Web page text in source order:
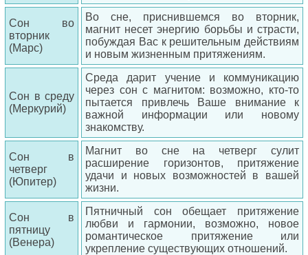
Сон во
вторник
(Марс)
Во сне, приснившемся во вторник,
магнит несет энергию борьбы и страсти,
побуждая Вас к решительным действиям
и новым жизненным притяжениям.
Сон в среду
(Меркурий)
Среда дарит учение и коммуникацию
через сон с магнитом: возможно, кто-то
пытается привлечь Ваше внимание к
важной информации или новому
знакомству.
Сон в
четверг
(Юпитер)
Магнит во сне на четверг сулит
расширение горизонтов, притяжение
удачи и новых возможностей в вашей
жизни.
Сон в
пятницу
(Венера)
Пятничный сон обещает притяжение
любви и гармонии, возможно, новое
романтическое притяжение или
укрепление существующих отношений.